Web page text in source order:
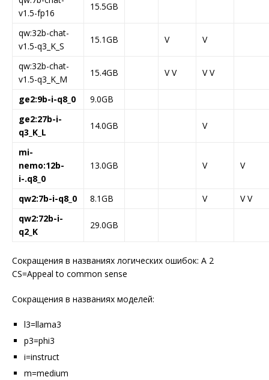
v1.5-fp16
15.5GB
qw:32b-chat-
v1.5-q3_K_S
15.1GB V V
qw:32b-chat-
v1.5-q3_K_M
15.4GB V V V V
ge2:9b-i-q8_0
9.0GB
ge2:27b-i-
q3_K_L
14.0GB V
mi-
nemo:12b-
i-.q8_0
13.0GB V V
qw2:7b-i-q8_0 8.1GB V
V V
qw2:72b-i-
q2_K
29.0GB
Сокращения в названиях логических ошибок: A 2
CS=Appeal to common sense
Сокращения в названиях моделей:
l3=llama3
p3=phi3
i=instruct
m=medium